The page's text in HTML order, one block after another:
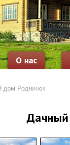
О нас
дом Родничок